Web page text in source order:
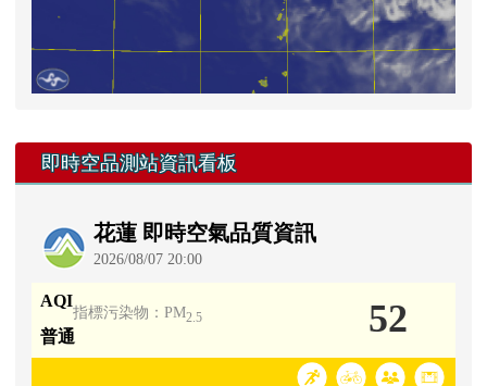
右邊區域內容
即時空品測站資訊看板